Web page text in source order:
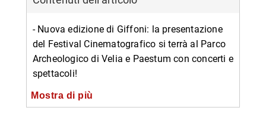
- Nuova edizione di Giffoni: la presentazione
del Festival Cinematografico si terrà al Parco
Archeologico di Velia e Paestum con concerti e
spettacoli!
-- Programma di Giffoni 50
Mostra di più